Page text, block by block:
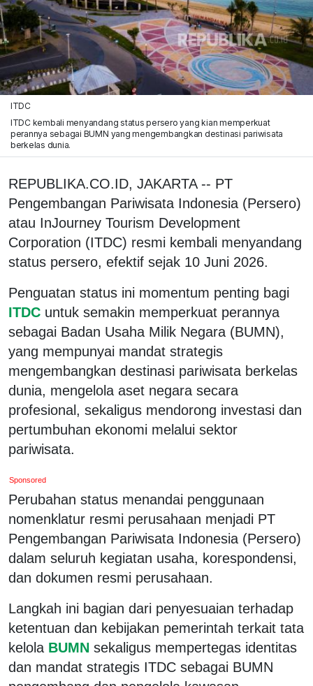
ITDC
ITDC kembali menyandang status persero yang kian memperkuat
perannya sebagai BUMN yang mengembangkan destinasi pariwisata
berkelas dunia.
REPUBLIKA.CO.ID, JAKARTA -- PT
Pengembangan Pariwisata Indonesia (Persero)
atau InJourney Tourism Development
Corporation (ITDC) resmi kembali menyandang
status persero, efektif sejak 10 Juni 2026.
Penguatan status ini momentum penting bagi
ITDC untuk semakin memperkuat perannya
sebagai Badan Usaha Milik Negara (BUMN),
yang mempunyai mandat strategis
mengembangkan destinasi pariwisata berkelas
dunia, mengelola aset negara secara
profesional, sekaligus mendorong investasi dan
pertumbuhan ekonomi melalui sektor
pariwisata.
Sponsored
Perubahan status menandai penggunaan
nomenklatur resmi perusahaan menjadi PT
Pengembangan Pariwisata Indonesia (Persero)
dalam seluruh kegiatan usaha, korespondensi,
dan dokumen resmi perusahaan.
Langkah ini bagian dari penyesuaian terhadap
ketentuan dan kebijakan pemerintah terkait tata
kelola BUMN sekaligus mempertegas identitas
dan mandat strategis ITDC sebagai BUMN